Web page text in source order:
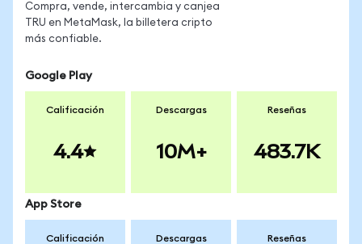
Compra, vende, intercambia y canjea
TRU en MetaMask, la billetera cripto
más confiable.
Google Play
Calificación
4.4
Descargas
10M+
Reseñas
483.7K
App Store
Calificación Descargas Reseñas